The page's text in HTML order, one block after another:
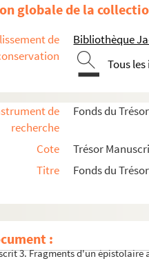
globale de la
de
Bibliothèque
Tous
de
recherche
Fonds du
Cote
Trésor
Titre
Fonds du
:
2. Le Christ glorieux,
3. Fragments d'un épistolaire